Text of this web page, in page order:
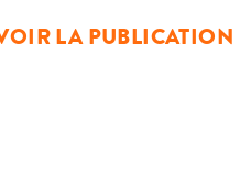
LA PUBLICATION